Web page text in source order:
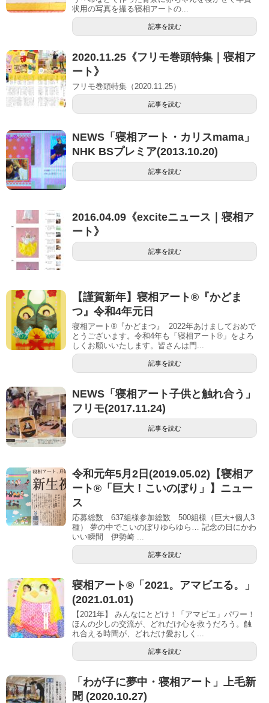
状用の写真を撮る寝相アートの...
記事を読む
2020.11.25《フリモ巻頭特集｜寝相ア
ート》
フリモ巻頭特集（2020.11.25）
記事を読む
NEWS「寝相アート・カリスmama」
NHK BSプレミア(2013.10.20)
記事を読む
2016.04.09《exciteニュース｜寝相ア
ート》
記事を読む
【謹賀新年】寝相アート®︎『かどま
つ』令和4年元日
寝相アート®『かどまつ』 2022年あけましておめで
とうございます。令和4年も「寝相アート®︎」をよろ
しくお願いいたします。皆さんは門...
記事を読む
NEWS「寝相アート子供と触れ合う」
フリモ(2017.11.24)
記事を読む
令和元年5月2日(2019.05.02)【寝相ア
ート®「巨大！こいのぼり」】ニュー
ス
応募総数 637組様参加総数 500組様（巨大+個人3
種） 夢の中でこいのぼりゆらゆら… 記念の日にかわ
いい瞬間 伊勢崎 ...
記事を読む
寝相アート®︎「2021。アマビエる。」
(2021.01.01)
【2021年】 みんなにとどけ！「アマビエ」パワー！
ほんの少しの交流が、どれだけ心を救うだろう。触
れ合える時間が、どれだけ愛おしく...
記事を読む
「わが子に夢中・寝相アート」上毛新
聞 (2020.10.27)